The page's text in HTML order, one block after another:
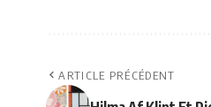
ARTICLE PRÉCÉDENT